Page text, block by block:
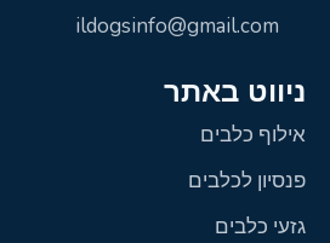
ildogsinfo@gmail.com
ניווט באתר
אילוף כלבים
פנסיון לכלבים
גזעי כלבים